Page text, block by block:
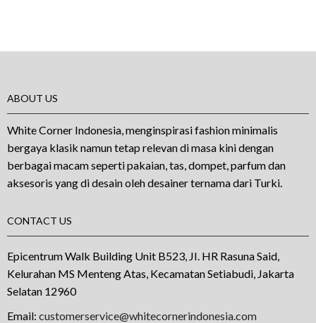
ABOUT US
White Corner Indonesia, menginspirasi fashion minimalis
bergaya klasik namun tetap relevan di masa kini dengan
berbagai macam seperti pakaian, tas, dompet, parfum dan
aksesoris yang di desain oleh desainer ternama dari Turki.
CONTACT US
Epicentrum Walk Building Unit B523, JI. HR Rasuna Said,
Kelurahan MS Menteng Atas, Kecamatan Setiabudi, Jakarta
Selatan 12960
Email: customerservice@whitecornerindonesia.com